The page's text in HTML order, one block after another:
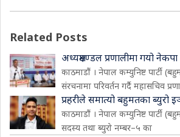
Related Posts
अध्यक्षमण्डल प्रणालीमा गयो
काठमाडौं । नेपाल कम्युनिष्ट पार्टी
संरचनामा परिवर्तन गर्दै महासचिव
प्रहरीले समात्यो बहुमतका ब्युरो
काठमाडौं । नेपाल कम्युनिष्ट पार्टी
सदस्य तथा ब्युरो नम्बर–५ का